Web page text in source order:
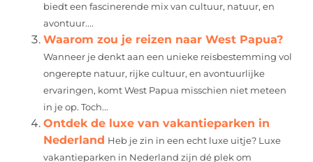
biedt een fascinerende mix van cultuur, natuur, en
avontuur....
Waarom zou je reizen naar West Papua?
Wanneer je denkt aan een unieke reisbestemming vol
ongerepte natuur, rijke cultuur, en avontuurlijke
ervaringen, komt West Papua misschien niet meteen
in je op. Toch...
Ontdek de luxe van vakantieparken in
Nederland Heb je zin in een echt luxe uitje? Luxe
vakantieparken in Nederland zijn dé plek om